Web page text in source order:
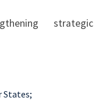
strategic
States;